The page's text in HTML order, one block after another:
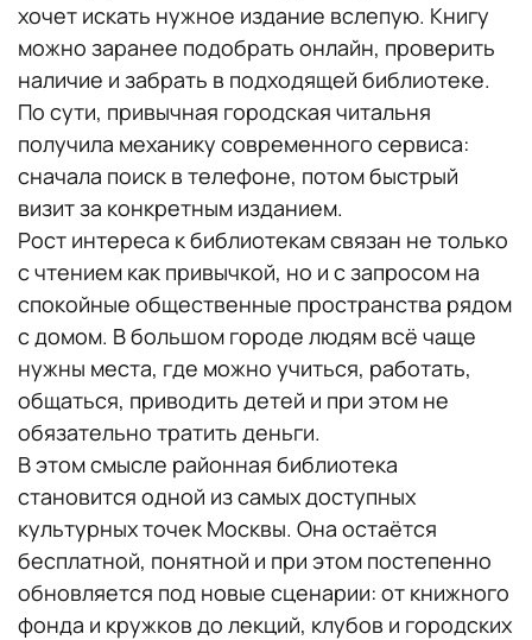
хочет искать нужное издание вслепую. Книгу
можно заранее подобрать онлайн, проверить
наличие и забрать в подходящей библиотеке.
По сути, привычная городская читальня
получила механику современного сервиса:
сначала поиск в телефоне, потом быстрый
визит за конкретным изданием.
Рост интереса к библиотекам связан не только
с чтением как привычкой, но и с запросом на
спокойные общественные пространства рядом
с домом. В большом городе людям всё чаще
нужны места, где можно учиться, работать,
общаться, приводить детей и при этом не
обязательно тратить деньги.
В этом смысле районная библиотека
становится одной из самых доступных
культурных точек Москвы. Она остаётся
бесплатной, понятной и при этом постепенно
обновляется под новые сценарии: от книжного
фонда и кружков до лекций, клубов и городских